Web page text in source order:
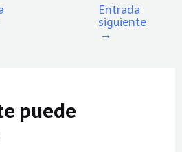
Entrada
siguiente
→
puede